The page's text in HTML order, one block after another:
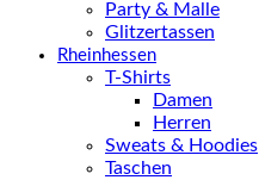
Party & Malle
Glitzertassen
Rheinhessen
T-Shirts
Damen
Herren
Sweats & Hoodies
Taschen